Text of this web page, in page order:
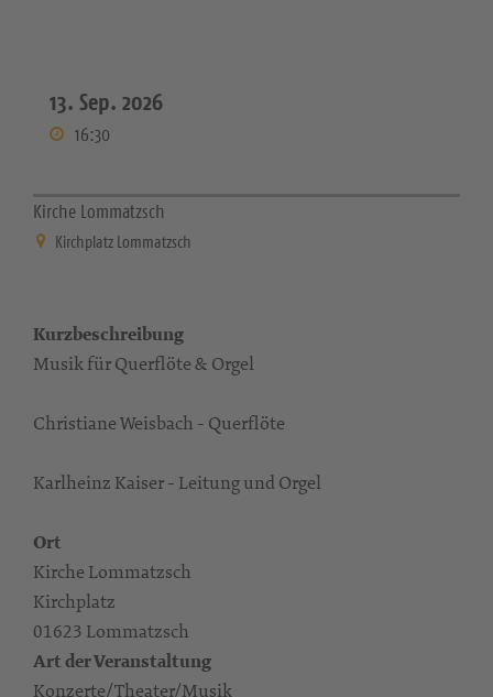
13. Sep. 2026
16:30
Kirche Lommatzsch
Kirchplatz Lommatzsch
Kurzbeschreibung
Musik für Querflöte & Orgel
Christiane Weisbach - Querflöte
Karlheinz Kaiser - Leitung und Orgel
Ort
Kirche Lommatzsch
Kirchplatz
01623 Lommatzsch
Art der Veranstaltung
Konzerte/Theater/Musik